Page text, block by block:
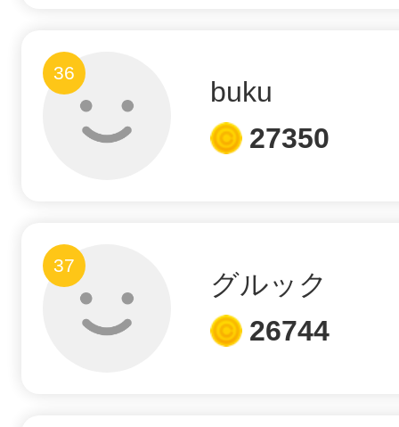
36
buku
27350
37
グルック
26744